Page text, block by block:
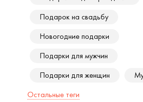
Подарок на свадьбу
Новогодние подарки
Подарки для мужчин
Подарки для женщин
Остальные теги